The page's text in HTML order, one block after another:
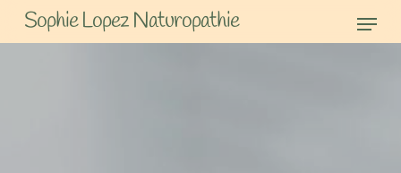
SkipSophie Lopez Naturopathie